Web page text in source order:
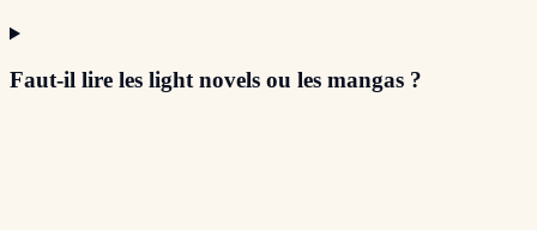
Faut-il lire les light novels ou les mangas ?